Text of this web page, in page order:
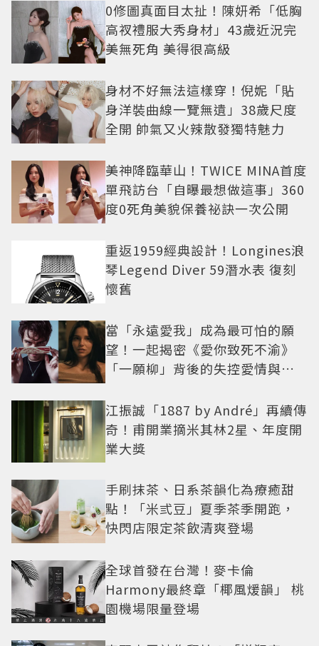
0修圖真面目太扯！陳妍希「低胸
高衩禮服大秀身材」43歲近況完
美無死角 美得很高級
身材不好無法這樣穿！倪妮「貼
身洋裝曲線一覽無遺」38歲尺度
全開 帥氣又火辣散發獨特魅力
美神降臨華山！TWICE MINA首度
單飛訪台「自曝最想做這事」360
度0死角美貌保養祕訣一次公開
重返1959經典設計！Longines浪
琴Legend Diver 59潛水表 復刻
懷舊
當「永遠愛我」成為最可怕的願
望！一起揭密《愛你致死不渝》
「一願柳」背後的失控愛情與爆
江振誠「1887 by André」再續傳
奇！甫開業摘米其林2星、年度開
業大獎
手刷抹茶、日系茶韻化為療癒甜
點！「米弎豆」夏季茶季開跑，
快閃店限定茶飲清爽登場
全球首發在台灣！麥卡倫
Harmony最終章「椰風煖韻」 桃
園機場限量登場